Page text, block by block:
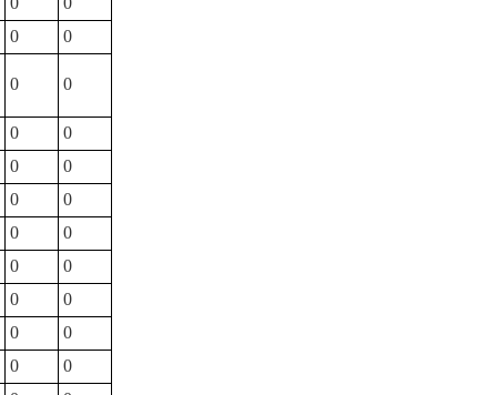
0
0
0 0
0
0
0
0
0
0
0
0
0
0
0
0
0
0
0
0